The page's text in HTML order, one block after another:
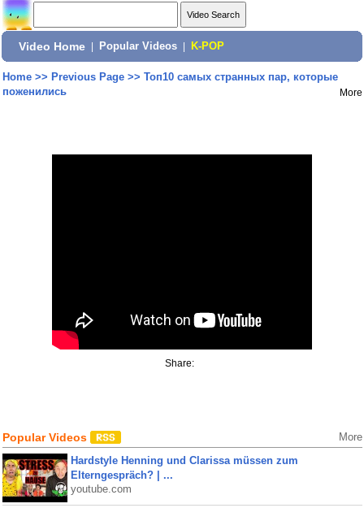
Video Home Popular Videos K-POP
Home>> Previous Page>> Топ10 самых странных пар, которые
поженились
More
Share:
Popular Videos More
Hardstyle Henning und Clarissa müssen zum
Elterngespräch? | ...
youtube.com